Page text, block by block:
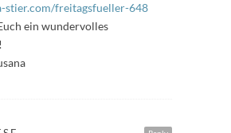
stier.com/freitagsfueller-648
ein wundervolles